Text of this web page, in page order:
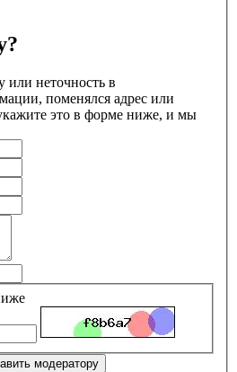
неточность в
поменялся адрес или
это в форме ниже, и мы
модератору